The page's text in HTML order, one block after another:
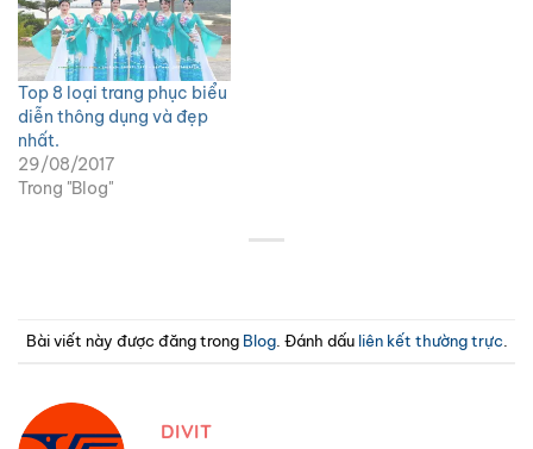
Top 8 loại trang phục biểu
diễn thông dụng và đẹp
nhất.
29/08/2017
Trong "Blog"
Bài viết này được đăng trong Blog. Đánh dấu liên kết thường trực
DIVIT